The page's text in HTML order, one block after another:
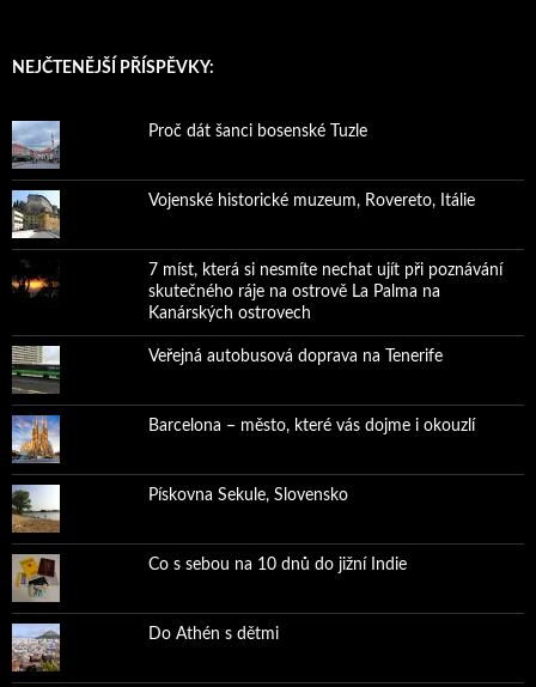
NEJČTENĚJŠÍ PŘÍSPĚVKY:
Proč dát šanci bosenské Tuzle
Vojenské historické muzeum, Rovereto, Itálie
7 míst, která si nesmíte nechat ujít při poznávání
skutečného ráje na ostrově La Palma na
Kanárských ostrovech
Veřejná autobusová doprava na Tenerife
Barcelona – město, které vás dojme i okouzlí
Pískovna Sekule, Slovensko
Co s sebou na 10 dnů do jižní Indie
Do Athén s dětmi